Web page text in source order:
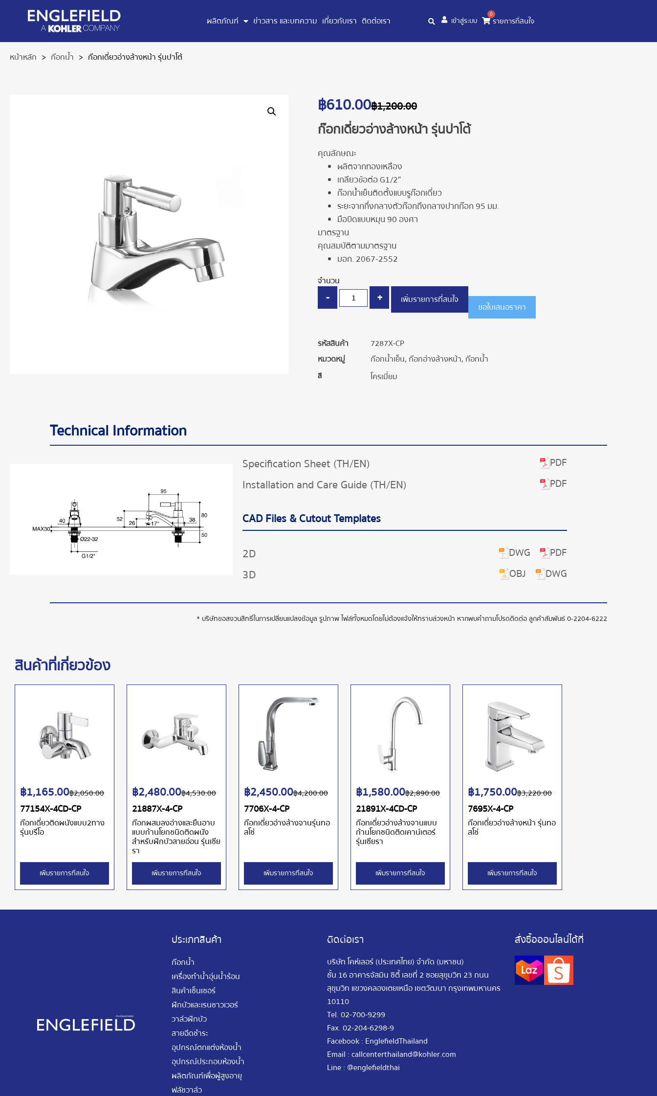
ผลิตภัณฑ์ ข่าวสาร และบทความ เกี่ยวกับเรา ติดต่อเรา เข้าสู่ระบบ รายการที่สนใจ
0
หน้าหลัก > ก๊อกน้ำ > ก๊อกเดี่ยวอ่างล้างหน้า รุ่นปาโต้
฿1,200.00
฿610.00
ก๊อกเดี่ยวอ่างล้างหน้า รุ่นปาโต้
คุณลักษณะ
ผลิตจากทองเหลือง
เกลียวข้อต่อ G1/2″
ก๊อกน้ำเย็นติดตั้งแบบรูก๊อกเดี่ยว
ระยะจากกึ่งกลางตัวก๊อกถึงกลางปากก๊อก 95 มม.
มือบิดแบบหมุน 90 องศา
มาตรฐาน
คุณสมบัติตามมาตรฐาน
มอก. 2067-2552
จำนวน
- + เพิ่มรายการที่สนใจ
ขอใบเสนอราคา
รหัสสินค้า
7287X-CP
หมวดหมู่
ก๊อกน้ำเย็น, ก๊อกอ่างล้างหน้า, ก๊อกน้ำ
สี โครเมี่ยม
Technical Information
Specification Sheet (TH/EN) PDF
Installation and Care Guide (TH/EN) PDF
CAD Files & Cutout Templates
2D DWG PDF
3D OBJ DWG
* บริษัทขอสงวนสิทธิ์ในการเปลี่ยนแปลงข้อมูล รูปภาพ ไฟล์ทั้งหมดโดยไม่ต้องแจ้งให้ทราบล่วงหน้า หากพบคำถามโปรดติดต่อ ลูกค้าสัมพันธ์0-2204-6222
สินค้าที่เกี่ยวข้อง
77154X-4CD-CP
ก๊อกเดี่ยวติดผนังแบบ2ทาง
รุ่นบรีโอ
฿2,050.00
฿1,165.00
เพิ่มรายการที่สนใจ
21887X-4-CP
ก๊อกผสมลงอ่างและยืนอาบ
แบบก้านโยกชนิดติดผนัง
สำหรับฝักบัวสายอ่อน รุ่นเซีย
รา
฿4,530.00
฿2,480.00
เพิ่มรายการที่สนใจ
7706X-4-CP
ก๊อกเดี่ยวอ่างล้างจานรุ่นทอ
สโซ่
฿4,200.00
฿2,450.00
เพิ่มรายการที่สนใจ
21891X-4CD-CP
ก๊อกเดี่ยวอ่างล้างจานแบบ
ก้านโยกชนิดติดเคาน์เตอร์
รุ่นเซียรา
฿2,890.00
฿1,580.00
เพิ่มรายการที่สนใจ
7695X-4-CP
ก๊อกเดี่ยวอ่างล้างหน้า รุ่นทอ
สโซ่
฿3,220.00
฿1,750.00
เพิ่มรายการที่สนใจ
ประเภทสินค้า
ก๊อกน้ำ
เครื่องทำน้ำอุ่นน้ำร้อน
สินค้าเซ็นเซอร์
ฝักบัวและเรนชาวเวอร์
วาล์วฝักบัว
สายฉีดชำระ
อุปกรณ์ตกแต่งห้องน้ำ
อุปกรณ์ประกอบห้องน้ำ
ผลิตภัณฑ์เพื่อผู้สูงอายุ
ฟลัชวาล์ว
ติดต่อเรา
บริษัท โคห์เลอร์ (ประเทศไทย) จำกัด (มหาชน)
ชั้น 16 อาคารจัสมิน ซิตี้ เลขที่ 2 ซอยสุขุมวิท 23 ถนน
สุขุมวิท แขวงคลองเตยเหนือ เขตวัฒนา กรุงเทพมหานคร
10110
Tel.02-700-9299
Fax.02-204-6298-9
Facebook : EnglefieldThailand
Email :callcenterthailand@kohler.com
Line : @englefieldthai
สั่งซื้อออนไลน์ได้ที่